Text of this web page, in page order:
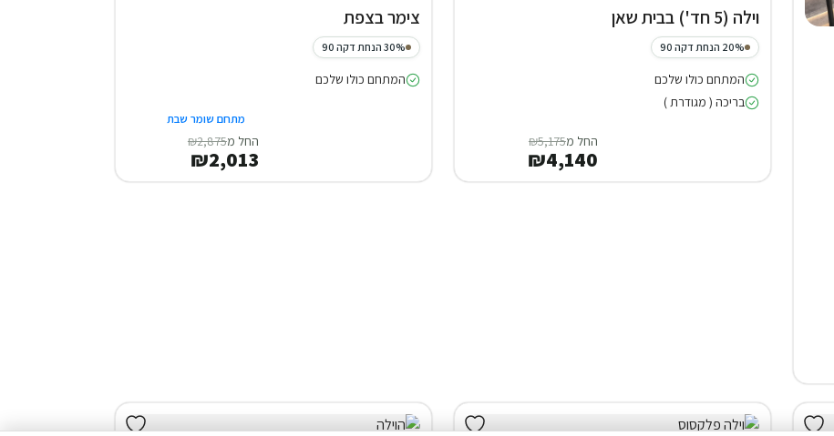
וילה (5 חד') בבית שאן
20% הנחת דקה 90
המתחם כולו שלכם
בריכה ( מגודרת )
החל מ₪5,175
₪4,140
צימר בצפת
30% הנחת דקה 90
המתחם כולו שלכם
מתחם שומר שבת
החל מ₪2,875
₪2,013